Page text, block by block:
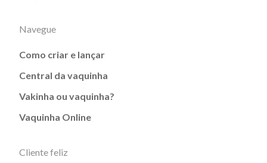
Navegue
Como criar e lançar
Central da vaquinha
Vakinha ou vaquinha?
Vaquinha Online
Cliente feliz